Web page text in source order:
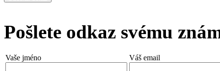
Pošlete odkaz svému
Vaše jméno Váš email